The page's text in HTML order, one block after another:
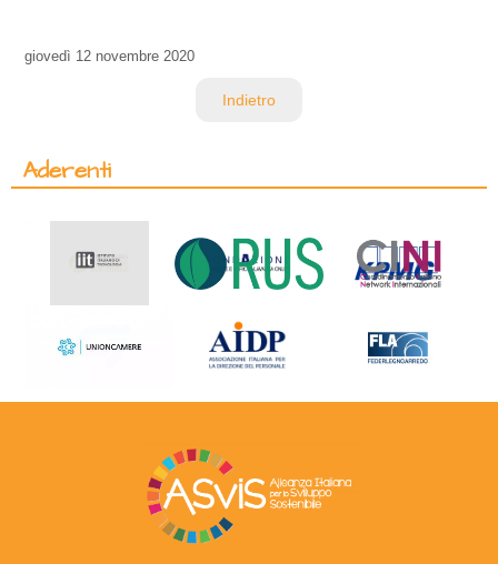
giovedì 12 novembre 2020
Indietro
Aderenti